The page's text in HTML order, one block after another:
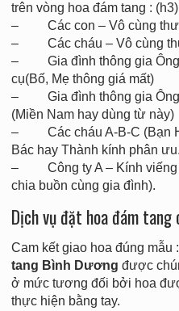
trên vòng hoa đám tang : (h3)
– Các con – Vô cùng
– Các cháu – Vô cùng
– Gia đình thông gia Ông
cụ(Bố, Mẹ thông giá mất)
– Gia đình thông gia Ông
(Miền Nam hay dùng từ này)
– Các cháu A-B-C (Bạn
Bác hay Thành kính phân ưu.
– Công ty A – Kính viếng
chia buồn cùng gia đình).
Dịch vụ đặt hoa đám tang
Cam kết giao hoa đúng mẫu
tang Bình Dương được
ở mức tương đối bởi hoa
thực hiện bằng tay.